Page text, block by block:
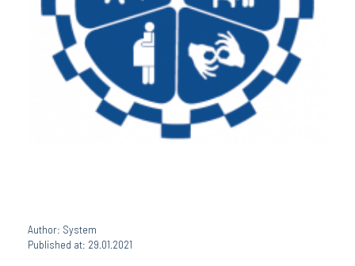
Author: System
Published at: 29.01.2021